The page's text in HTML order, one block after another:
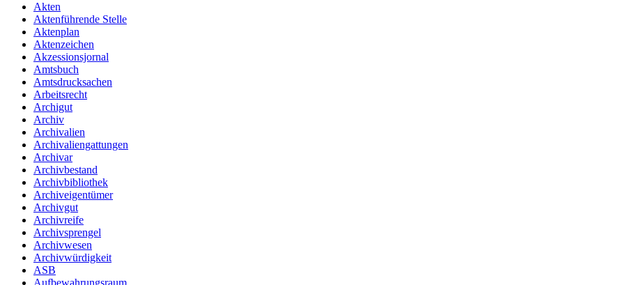
Akten
Aktenführende Stelle
Aktenplan
Aktenzeichen
Akzessionsjornal
Amtsbuch
Amtsdrucksachen
Arbeitsrecht
Archigut
Archiv
Archivalien
Archivaliengattungen
Archivar
Archivbestand
Archivbibliothek
Archiveigentümer
Archivgut
Archivreife
Archivsprengel
Archivwesen
Archivwürdigkeit
ASB